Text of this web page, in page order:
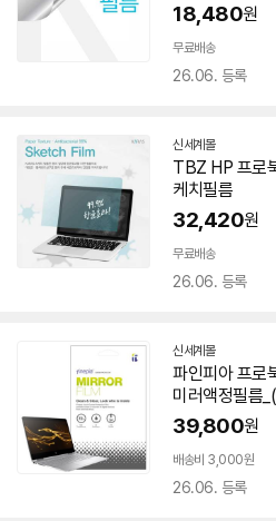
18,480원
무료배송
26.06. 등록
신세계몰
TBZ HP 프로
케치필름
32,420원
무료배송
26.06. 등록
신세계몰
파인피아 프
미러액정필름
39,800원
배송비 3,000원
26.06. 등록